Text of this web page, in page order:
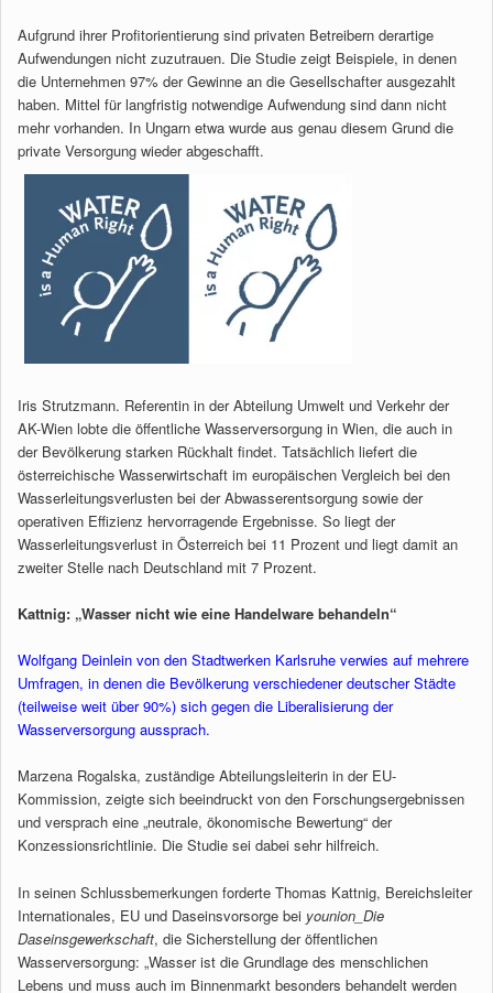
Aufgrund ihrer Profitorientierung sind privaten Betreibern derartige
Aufwendungen nicht zuzutrauen. Die Studie zeigt Beispiele, in denen
die Unternehmen 97% der Gewinne an die Gesellschafter ausgezahlt
haben. Mittel für langfristig notwendige Aufwendung sind dann nicht
mehr vorhanden. In Ungarn etwa wurde aus genau diesem Grund die
private Versorgung wieder abgeschafft.
Iris Strutzmann. Referentin in der Abteilung Umwelt und Verkehr der
AK-Wien lobte die öffentliche Wasserversorgung in Wien, die auch in
der Bevölkerung starken Rückhalt findet. Tatsächlich liefert die
österreichische Wasserwirtschaft im europäischen Vergleich bei den
Wasserleitungsverlusten bei der Abwasserentsorgung sowie der
operativen Effizienz hervorragende Ergebnisse. So liegt der
Wasserleitungsverlust in Österreich bei 11 Prozent und liegt damit an
zweiter Stelle nach Deutschland mit 7 Prozent.
Kattnig: „Wasser nicht wie eine Handelware behandeln“
Wolfgang Deinlein von den Stadtwerken Karlsruhe verwies auf mehrere
Umfragen, in denen die Bevölkerung verschiedener deutscher Städte
(teilweise weit über 90%) sich gegen die Liberalisierung der
Wasserversorgung aussprach.
Marzena Rogalska, zuständige Abteilungsleiterin in der EU-
Kommission, zeigte sich beeindruckt von den Forschungsergebnissen
und versprach eine „neutrale, ökonomische Bewertung“ der
Konzessionsrichtlinie. Die Studie sei dabei sehr hilfreich.
In seinen Schlussbemerkungen forderte Thomas Kattnig, Bereichsleiter
Internationales, EU und Daseinsvorsorge bei younion_Die
Daseinsgewerkschaft, die Sicherstellung der öffentlichen
Wasserversorgung: „Wasser ist die Grundlage des menschlichen
Lebens und muss auch im Binnenmarkt besonders behandelt werden